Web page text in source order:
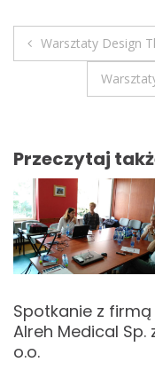
N
i
g
a
c
j
a
Warsztaty Design
Przeczytaj
Spotkanie z firmą
Alreh Medical Sp.
o.o.